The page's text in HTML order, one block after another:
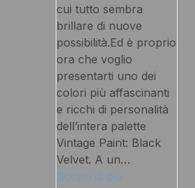
cui tutto sembra
brillare di nuove
possibilità.Ed è proprio
ora che voglio
presentarti uno dei
colori più affascinanti
e ricchi di personalità
dell’intera palette
Vintage Paint: Black
Velvet. A un…
Scopri di più